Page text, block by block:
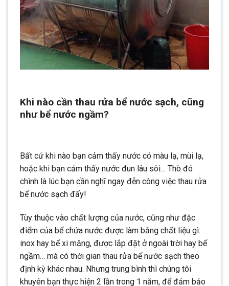
Khi nào cần thau rửa bể nước sạch, cũng
như bể nước ngầm?
Bất cứ khi nào bạn cảm thấy nước có màu lạ, mùi lạ,
hoặc khi bạn cảm thấy nước đun lâu sôi… Thò đó
chình là lúc bạn cần nghĩ ngay đễn công việc thau rửa
bể nước sạch đấy!
Tùy thuộc vào chất lượng của nước, cũng như đặc
điểm của bể chứa nước được làm bằng chất liệu gì:
inox hay bể xi măng, được lắp đặt ở ngoài trời hay bể
ngầm… mà có thời gian thau rửa bể nước sạch theo
định kỳ khác nhau. Nhưng trung bình thì chúng tôi
khuyên bạn thực hiện 2 lần trong 1 năm, để đảm bảo